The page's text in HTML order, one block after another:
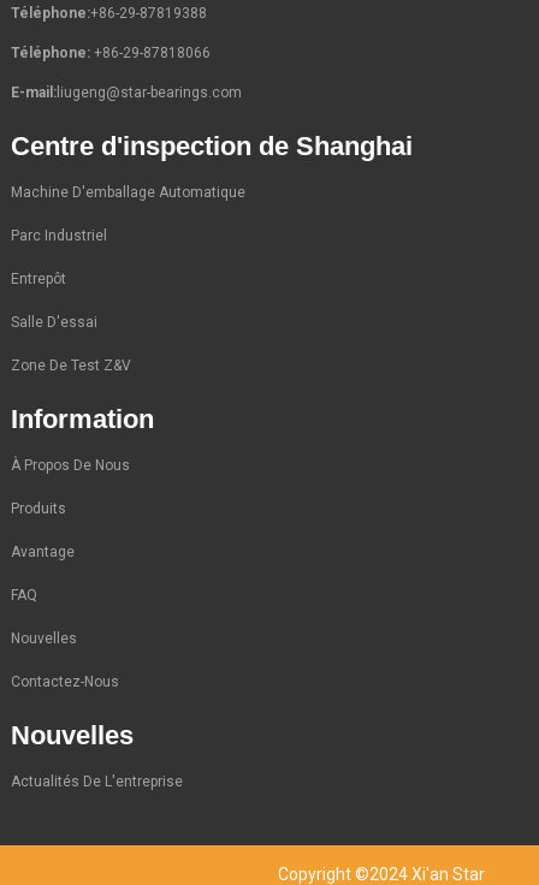
Téléphone:+86-29-87819388
Téléphone: +86-29-87818066
E-mail:liugeng@star-bearings.com
Centre d'inspection de Shanghai
Machine D'emballage Automatique
Parc Industriel
Entrepôt
Salle D'essai
Zone De Test Z&V
Information
À Propos De Nous
Produits
Avantage
FAQ
Nouvelles
Contactez-Nous
Nouvelles
Actualités De L'entreprise
Copyright ©2024 Xi'an Star